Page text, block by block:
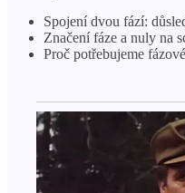
Spojení dvou fází:
Značení fáze a nuly na
Proč potřebujeme